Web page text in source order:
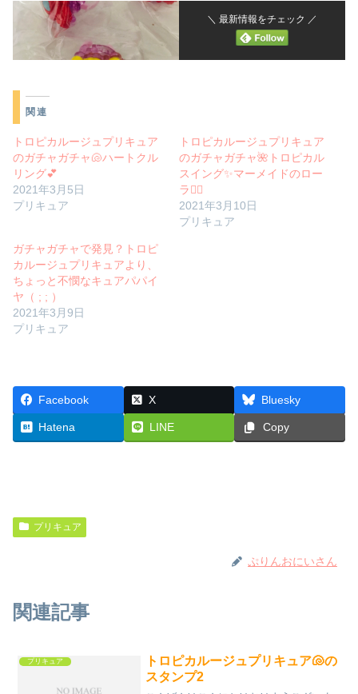
＼ 最新情報をチェック ／
関連
トロピカルージュプリキュア
のガチャガチャ🐚ハートクル
リング💕
2021年3月5日
プリキュア
トロピカルージュプリキュア
のガチャガチャ🌺トロピカル
スイング✨マーメイドのロー
ラ🧜‍♀️
2021年3月10日
プリキュア
ガチャガチャで発見？トロピ
カルージュプリキュアより、
ちょっと不憫なキュアパパイ
ヤ（ ; ; ）
2021年3月9日
プリキュア
Facebook X Bluesky
Hatena LINE Copy
プリキュア
ぷりんおにいさん
関連記事
プリキュア
トロピカルージュプリキュア🐚の
スタンプ2